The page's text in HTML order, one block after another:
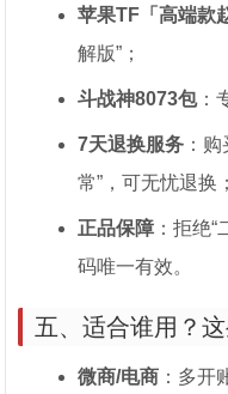
苹果TF「高端款
解版”；
斗战神8073包：
7天退换服务 ：
常”，可无忧退换；
正品保障 ：拒绝
码唯一有效。
五、适合谁用？这
微商/电商 ：多开